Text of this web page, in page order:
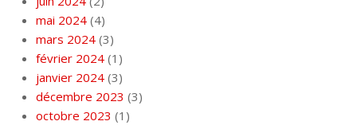
mai 2024 (4)
mars 2024 (3)
février 2024 (1)
janvier 2024 (3)
décembre 2023 (3)
octobre 2023 (1)